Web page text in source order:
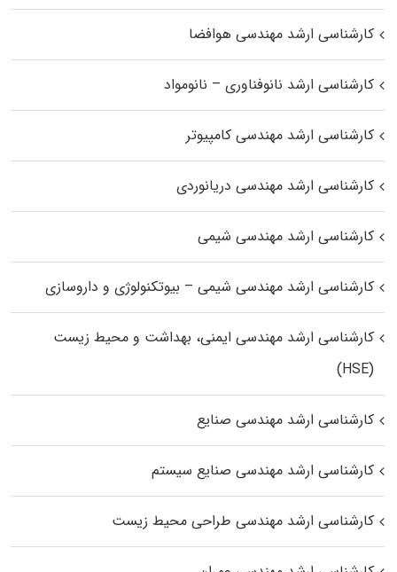
کارشناسی ارشد مهندسی هوافضا
کارشناسی ارشد نانوفناوری – نانومواد
کارشناسی ارشد مهندسی کامپیوتر
کارشناسی ارشد مهندسی دریانوردی
کارشناسی ارشد مهندسی شیمی
کارشناسی ارشد مهندسی شیمی – بیوتکنولوژی و داروسازی
کارشناسی ارشد مهندسی ایمنی، بهداشت و محیط زیست
(HSE)
کارشناسی ارشد مهندسی صنایع
کارشناسی ارشد مهندسی صنایع سیستم
کارشناسی ارشد مهندسی طراحی محیط زیست